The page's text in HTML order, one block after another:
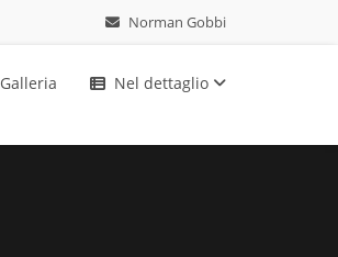
Norman Gobbi
Galleria Nel dettaglio